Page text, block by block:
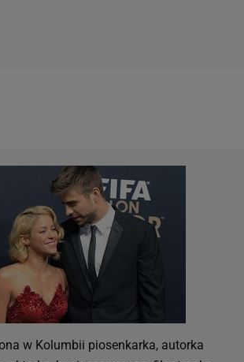
w Kolumbii piosenkarka, autorka